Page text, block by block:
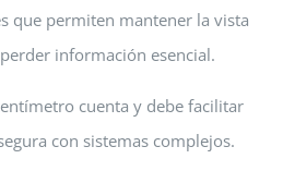
que permiten mantener la vista
información esencial.
cuenta y debe facilitar
con sistemas complejos.